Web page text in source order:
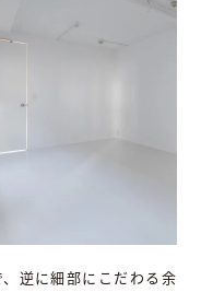
逆に細部にこだわる余